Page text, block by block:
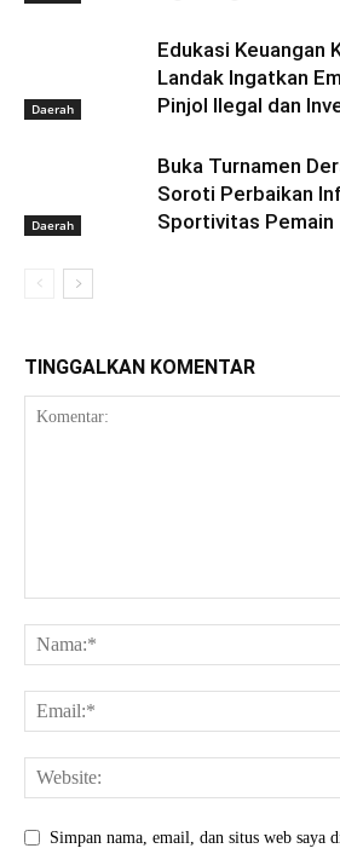
Daerah
Edukasi Keuangan
Landak Ingatkan
Pinjol Ilegal dan
Daerah
Buka Turnamen
Soroti Perbaikan
Sportivitas Pemain
TINGGALKAN KOMENTAR
Simpan nama, email, dan situs web saya